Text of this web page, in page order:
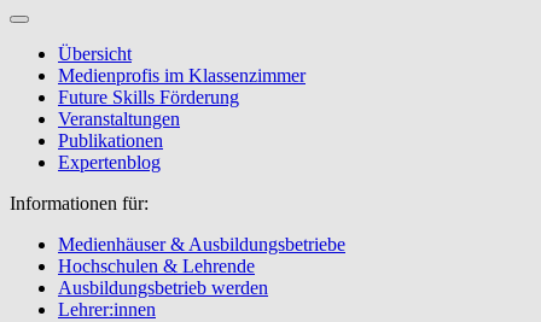
Übersicht
Medienprofis im Klassenzimmer
Future Skills Förderung
Veranstaltungen
Publikationen
Expertenblog
Informationen für:
Medienhäuser & Ausbildungsbetriebe
Hochschulen & Lehrende
Ausbildungsbetrieb werden
Lehrer:innen